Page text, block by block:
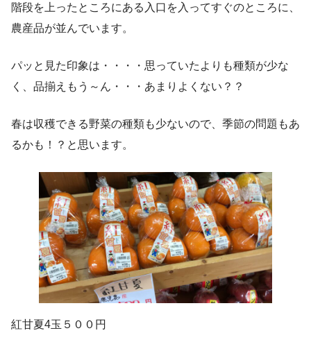
階段を上ったところにある入口を入ってすぐのところに、
農産品が並んでいます。
パッと見た印象は・・・・思っていたよりも種類が少な
く、品揃えもう～ん・・・あまりよくない？？
春は収穫できる野菜の種類も少ないので、季節の問題もあ
るかも！？と思います。
紅甘夏4玉５００円